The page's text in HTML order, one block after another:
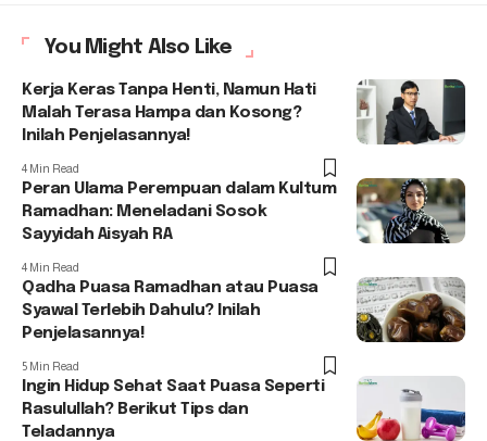
You Might Also Like
Kerja Keras Tanpa Henti, Namun Hati
Malah Terasa Hampa dan Kosong?
Inilah Penjelasannya!
4 Min Read
Peran Ulama Perempuan dalam Kultum
Ramadhan: Meneladani Sosok
Sayyidah Aisyah RA
4 Min Read
Qadha Puasa Ramadhan atau Puasa
Syawal Terlebih Dahulu? Inilah
Penjelasannya!
5 Min Read
Ingin Hidup Sehat Saat Puasa Seperti
Rasulullah? Berikut Tips dan
Teladannya